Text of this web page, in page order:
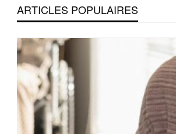
ARTICLES POPULAIRES